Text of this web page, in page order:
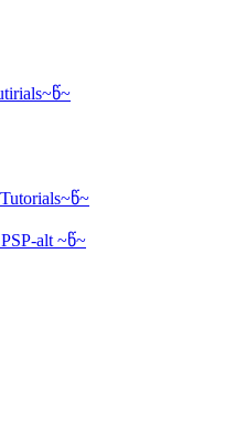
alt ~წ~